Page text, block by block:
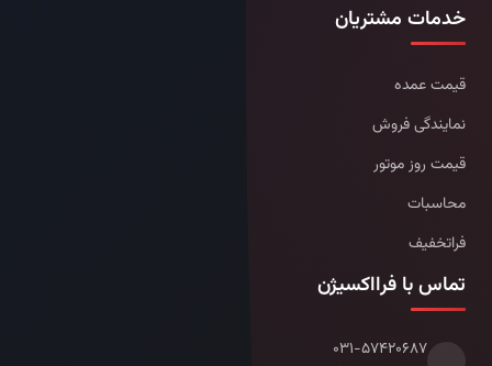
خدمات مشتریان
قیمت عمده
نمایندگی فروش
قیمت روز موتور
محاسبات
فراتخفیف
تماس با فرااکسیژن
۰۳۱-۵۷۴۲۰۶۸۷